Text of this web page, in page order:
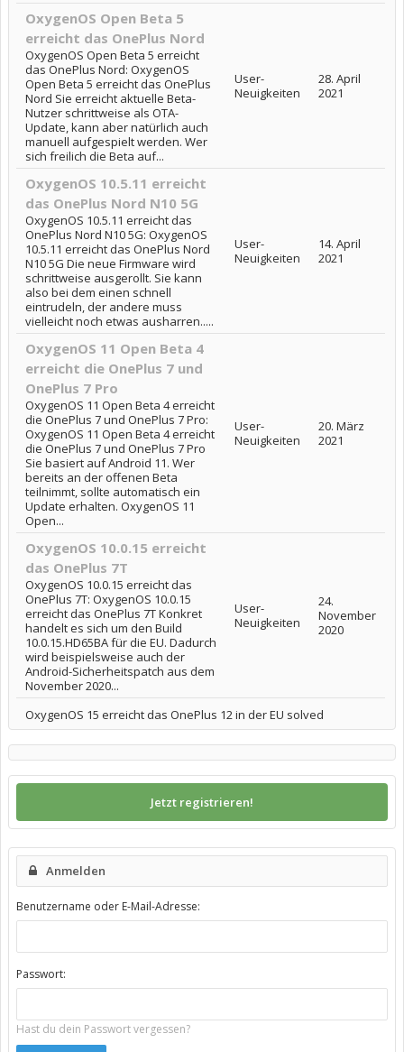
OxygenOS Open Beta 5
erreicht das OnePlus Nord
OxygenOS Open Beta 5 erreicht
das OnePlus Nord: OxygenOS
Open Beta 5 erreicht das OnePlus
Nord Sie erreicht aktuelle Beta-
Nutzer schrittweise als OTA-
Update, kann aber natürlich auch
manuell aufgespielt werden. Wer
sich freilich die Beta auf...
User-
Neuigkeiten
28. April
2021
OxygenOS 10.5.11 erreicht
das OnePlus Nord N10 5G
OxygenOS 10.5.11 erreicht das
OnePlus Nord N10 5G: OxygenOS
10.5.11 erreicht das OnePlus Nord
N10 5G Die neue Firmware wird
schrittweise ausgerollt. Sie kann
also bei dem einen schnell
eintrudeln, der andere muss
vielleicht noch etwas ausharren.....
User-
Neuigkeiten
14. April
2021
OxygenOS 11 Open Beta 4
erreicht die OnePlus 7 und
OnePlus 7 Pro
OxygenOS 11 Open Beta 4 erreicht
die OnePlus 7 und OnePlus 7 Pro:
OxygenOS 11 Open Beta 4 erreicht
die OnePlus 7 und OnePlus 7 Pro
Sie basiert auf Android 11. Wer
bereits an der offenen Beta
teilnimmt, sollte automatisch ein
Update erhalten. OxygenOS 11
Open...
User-
Neuigkeiten
20. März
2021
OxygenOS 10.0.15 erreicht
das OnePlus 7T
OxygenOS 10.0.15 erreicht das
OnePlus 7T: OxygenOS 10.0.15
erreicht das OnePlus 7T Konkret
handelt es sich um den Build
10.0.15.HD65BA für die EU. Dadurch
wird beispielsweise auch der
Android-Sicherheitspatch aus dem
November 2020...
User-
Neuigkeiten
24.
November
2020
OxygenOS 15 erreicht das OnePlus 12 in der EU solved
Jetzt registrieren!
Anmelden
Benutzername oder E-Mail-Adresse:
Passwort:
Hast du dein Passwort vergessen?